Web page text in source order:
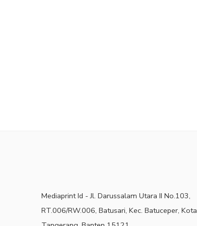
Mediaprint Id - Jl. Darussalam Utara II No.103,
RT.006/RW.006, Batusari, Kec. Batuceper, Kota